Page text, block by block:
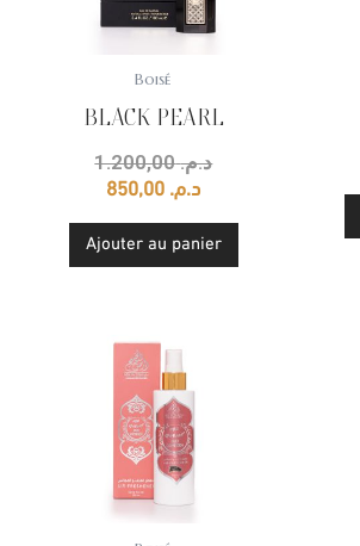
Boisé
BLACK PEARL
د.م.1.200,00
د.م.
Ajouter au panier